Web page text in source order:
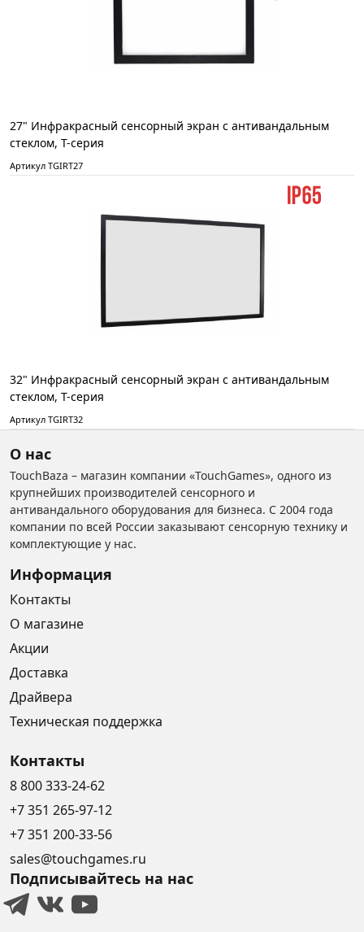
27" Инфракрасный сенсорный экран с антивандальным
стеклом, T-серия
Артикул TGIRT27
32" Инфракрасный сенсорный экран с антивандальным
стеклом, T-серия
Артикул TGIRT32
О нас
TouchBaza – магазин компании «TouchGames», одного из
крупнейших производителей сенсорного и
антивандального оборудования для бизнеса. С 2004 года
компании по всей России заказывают сенсорную технику и
комплектующие у нас.
Информация
Контакты
О магазине
Акции
Доставка
Драйвера
Техническая поддержка
Контакты
8 800 333-24-62
+7 351 265-97-12
+7 351 200-33-56
sales@touchgames.ru
Подписывайтесь на нас